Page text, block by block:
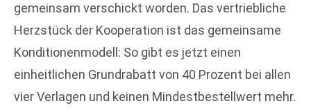
gemeinsam verschickt worden. Das vertriebliche
Herzstück der Kooperation ist das gemeinsame
Konditionenmodell: So gibt es jetzt einen
einheitlichen Grundrabatt von 40 Prozent bei allen
vier Verlagen und keinen Mindestbestellwert mehr.